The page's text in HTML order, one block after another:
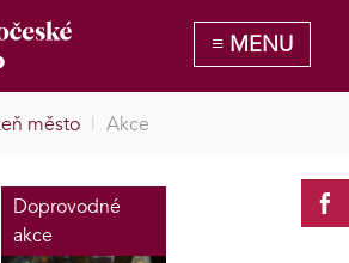
město | Akce
Doprovodné
akce